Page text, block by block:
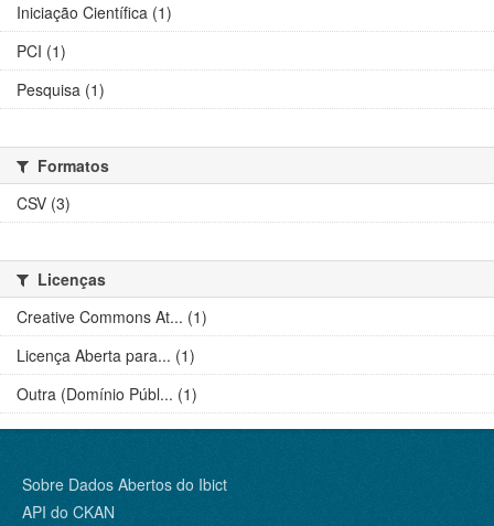
Iniciação Científica (1)
PCI (1)
Pesquisa (1)
Formatos
CSV (3)
Licenças
Creative Commons At... (1)
Licença Aberta para... (1)
Outra (Domínio Públ... (1)
Sobre Dados Abertos do Ibict
API do CKAN